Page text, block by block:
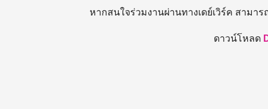
หากสนใจร่วมงานผ่านทางเดย์เวิร์ค สามา
ดาวน์โหลด